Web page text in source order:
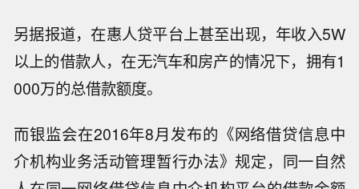
另据报道，在惠人贷平台上甚至出现，年收入5W
以上的借款人，在无汽车和房产的情况下，拥有1
000万的总借款额度。
而银监会在2016年8月发布的《网络借贷信息中
介机构业务活动管理暂行办法》规定，同一自然